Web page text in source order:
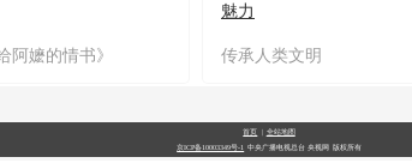
阿嬷的情书》
魅力
传承人类文明
首页 全站地图
京ICP备10003349号-1 中央广播电视总台 央视网 版权所有